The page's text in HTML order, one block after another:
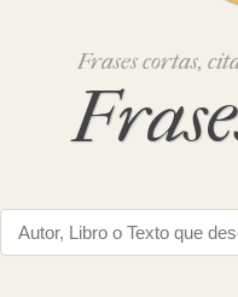
Frases cortas,